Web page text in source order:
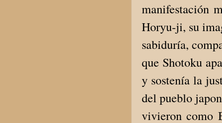
manifestación
Horyu-ji, su
sabiduría,
que Shotoku
y sostenía la
del pueblo
vivieron como